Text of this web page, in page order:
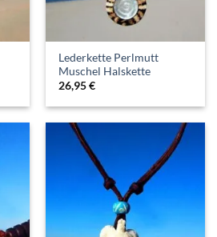
Lederkette Perlmutt
Muschel Halskette
26,95€